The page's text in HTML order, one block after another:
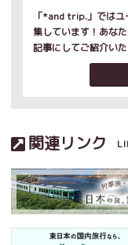
「*and trip.」ではユ
集しています！あな
記事にしてご紹介い
関連リンク